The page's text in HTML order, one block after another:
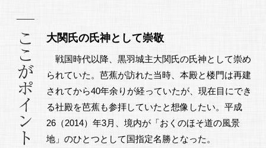
大関氏の氏神として崇敬
戦国時代以降、黒羽城主大関氏の氏神として崇め
られていた。芭蕉が訪れた当時、本殿と楼門は再建
されてから40年余りが経っていたが、現在目にでき
る社殿を芭蕉も参拝していたと想像したい。平成
26（2014）年3月、境内が「おくのほそ道の風景
地」のひとつとして国指定名勝となった。